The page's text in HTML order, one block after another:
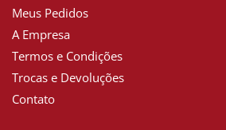
Meus Pedidos
A Empresa
Termos e Condições
Trocas e Devoluções
Contato